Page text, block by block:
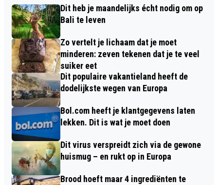
Dit heb je maandelijks écht nodig om op
Bali te leven
Zo vertelt je lichaam dat je moet
minderen: zeven tekenen dat je te veel
suiker eet
Dit populaire vakantieland heeft de
dodelijkste wegen van Europa
Bol.com heeft je klantgegevens laten
lekken. Dit is wat je moet doen
Dit virus verspreidt zich via de gewone
huismug – en rukt op in Europa
Brood hoeft maar 4 ingrediënten te